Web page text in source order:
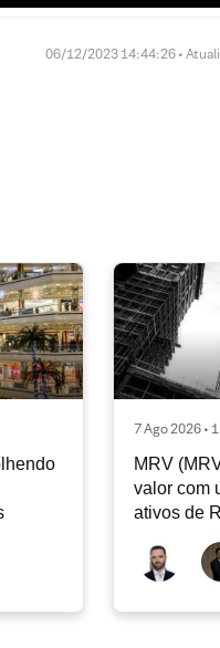
06/12/2023 14:44:26 •
7 Ago 2026 •
MRV
valor com
ativos de